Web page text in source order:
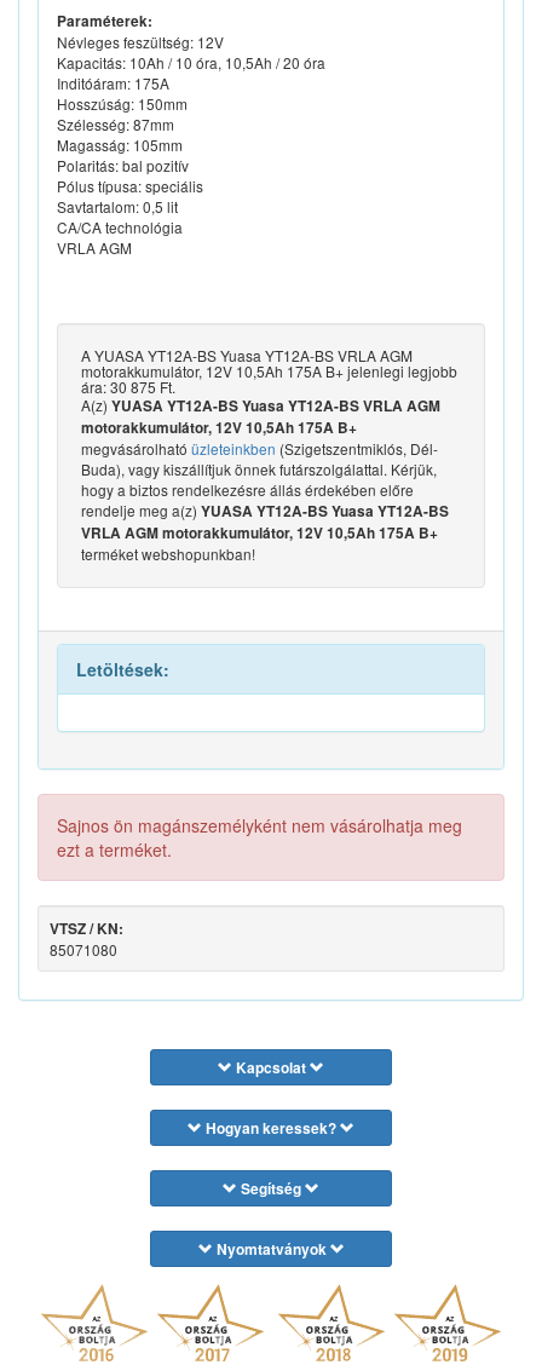
Paraméterek:
Névleges feszültség: 12V
Kapacitás: 10Ah / 10 óra, 10,5Ah / 20 óra
Inditóáram: 175A
Hosszúság: 150mm
Szélesség: 87mm
Magasság: 105mm
Polaritás: bal pozitív
Pólus típusa: speciális
Savtartalom: 0,5 lit
CA/CA technológia
VRLA AGM
A YUASA YT12A-BS Yuasa YT12A-BS VRLA AGM
motorakkumulátor, 12V 10,5Ah 175A B+ jelenlegi legjobb
ára: 30 875 Ft.
A(z) YUASA YT12A-BS Yuasa YT12A-BS VRLA AGM
motorakkumulátor, 12V 10,5Ah 175A B+
megvásárolható üzleteinkben (Szigetszentmiklós, Dél-
Buda), vagy kiszállítjuk önnek futárszolgálattal. Kérjük,
hogy a biztos rendelkezésre állás érdekében előre
rendelje meg a(z) YUASA YT12A-BS Yuasa YT12A-BS
VRLA AGM motorakkumulátor, 12V 10,5Ah 175A B+
terméket webshopunkban!
Letöltések:
Sajnos ön magánszemélyként nem vásárolhatja meg
ezt a terméket.
VTSZ / KN:
85071080
Kapcsolat
Hogyan keressek?
Segítség
Nyomtatványok